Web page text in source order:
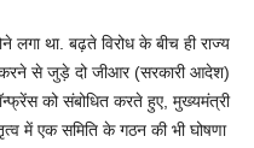
लगा था. बढ़ते विरोध के बीच ही राज्य
करने से जुड़े दो जीआर (सरकारी आदेश)
को संबोधित करते हुए, मुख्यमंत्री
में एक समिति के गठन की भी घोषणा